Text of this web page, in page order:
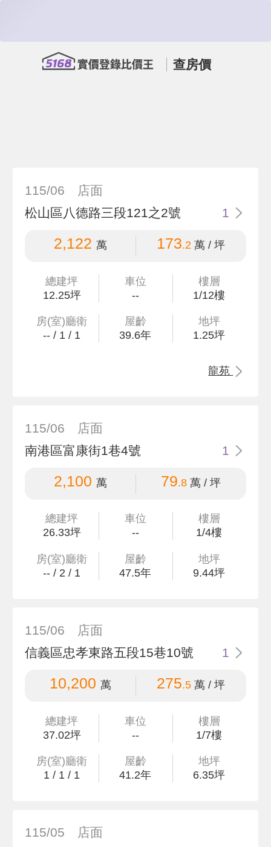
查房價
115/06
店面
松山區八德路三段121之2號
1
2,122 萬 173.2 萬 / 坪
總建坪
12.25坪
車位
--
樓層
1/12樓
房(室)廳衛
-- / 1 / 1
屋齡
39.6年
地坪
1.25坪
龍苑
115/06
店面
南港區富康街1巷4號
1
2,100 萬 79.8萬 / 坪
總建坪
26.33坪
車位
--
樓層
1/4樓
房(室)廳衛
-- / 2 / 1
屋齡
47.5年
地坪
9.44坪
115/06
店面
信義區忠孝東路五段15巷10號
1
10,200 萬 275.5萬 / 坪
總建坪
37.02坪
車位
--
樓層
1/7樓
房(室)廳衛
1 / 1 / 1
屋齡
41.2年
地坪
6.35坪
115/05
店面